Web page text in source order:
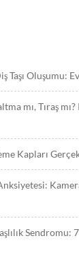
Taşı Oluşumu:
mı, Tıraş
Kapları
Sendromu: